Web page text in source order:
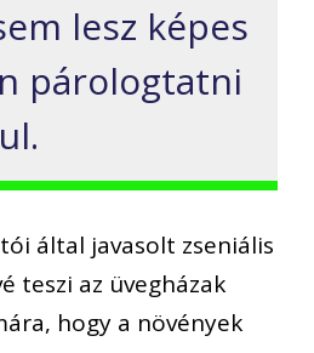
lesz képes
párologtatni
által javasolt zseniális
teszi az üvegházak
hogy a növények